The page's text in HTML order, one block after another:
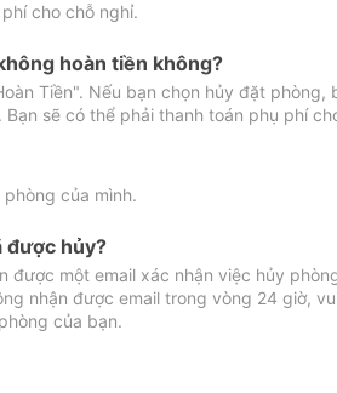
cho chỗ nghỉ.
hoàn tiền không?
Tiền". Nếu bạn chọn hủy đặt phòng,
sẽ có thể phải thanh toán phụ phí
của mình.
được hủy?
được một email xác nhận việc hủy
nhận được email trong vòng 24 giờ,
của bạn.